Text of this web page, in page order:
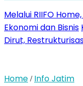
Melalui RIIFO
Ekonomi dan Bisnis
Dirut,
Home / Info Jatim